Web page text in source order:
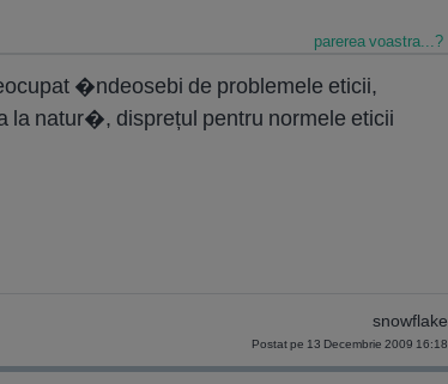
parerea voastra...?
�ndeosebi de problemele eticii,
natur�, disprețul pentru normele eticii
snowflake
Postat pe 13 Decembrie 2009 16:18